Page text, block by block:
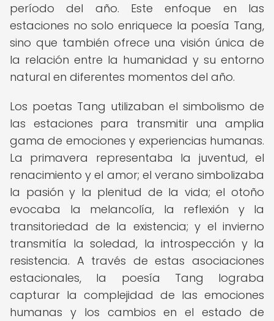
período del año. Este enfoque en las
estaciones no solo enriquece la poesía Tang,
sino que también ofrece una visión única de
la relación entre la humanidad y su entorno
natural en diferentes momentos del año.
Los poetas Tang utilizaban el simbolismo de
las estaciones para transmitir una amplia
gama de emociones y experiencias humanas.
La primavera representaba la juventud, el
renacimiento y el amor; el verano simbolizaba
la pasión y la plenitud de la vida; el otoño
evocaba la melancolía, la reflexión y la
transitoriedad de la existencia; y el invierno
transmitía la soledad, la introspección y la
resistencia. A través de estas asociaciones
estacionales, la poesía Tang lograba
capturar la complejidad de las emociones
humanas y los cambios en el estado de